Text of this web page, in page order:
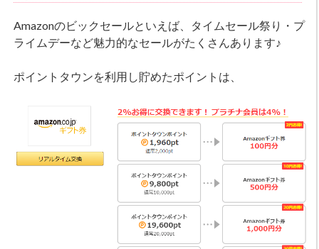
Amazonのビックセールといえば、タイムセール祭り・プ
ライムデーなど魅力的なセールがたくさんあります♪
ポイントタウンを利用し貯めたポイントは、